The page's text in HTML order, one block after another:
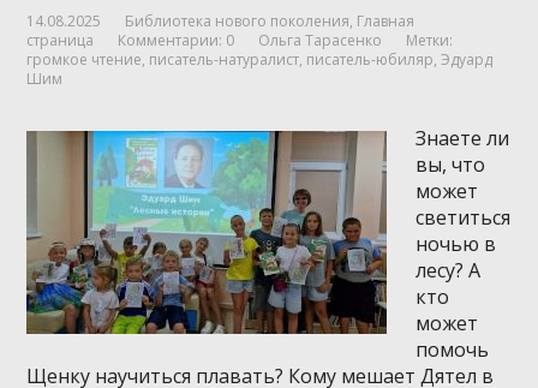
14.08.2025 Библиотека нового поколения, Главная
страница
Комментарии: 0 Ольга Тарасенко
Метки:
громкое чтение, писатель-натуралист, писатель-юбиляр,Эдуард
Шим
Знаете ли
вы, что
может
светиться
ночью в
лесу? А
кто
может
помочь
Щенку научиться плавать? Кому мешает Дятел в